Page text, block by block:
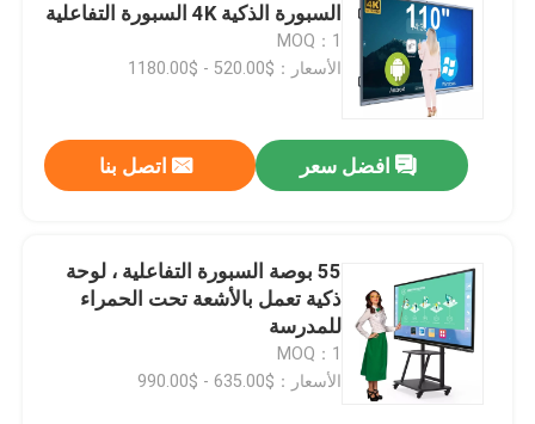
السبورة الذكية 4K السبورة التفاعلية
MOQ：1
الأسعار：$520.00 - $1180.00
افضل سعر اتصل بنا
55 بوصة السبورة التفاعلية ، لوحة
ذكية تعمل بالأشعة تحت الحمراء
للمدرسة
MOQ：1
الأسعار：$635.00 - $990.00